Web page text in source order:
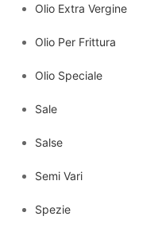
Olio Extra Vergine
Olio Per Frittura
Olio Speciale
Sale
Salse
Semi Vari
Spezie